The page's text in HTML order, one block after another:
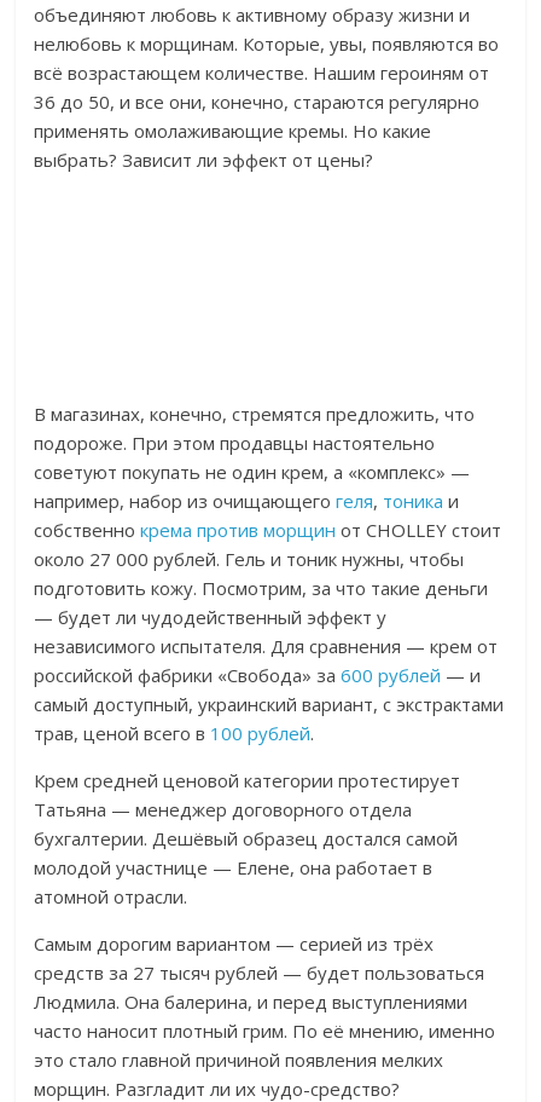
объединяют любовь к активному образу жизни и
нелюбовь к морщинам. Которые, увы, появляются во
всё возрастающем количестве. Нашим героиням от
36 до 50, и все они, конечно, стараются регулярно
применять омолаживающие кремы. Но какие
выбрать? Зависит ли эффект от цены?
В магазинах, конечно, стремятся предложить, что
подороже. При этом продавцы настоятельно
советуют покупать не один крем, а «комплекс» —
например, набор из очищающегогеля, тоника и
собственнокрема против морщин от CHOLLEY стоит
около 27 000 рублей. Гель и тоник нужны, чтобы
подготовить кожу. Посмотрим, за что такие деньги
— будет ли чудодейственный эффект у
независимого испытателя. Для сравнения — крем от
российской фабрики «Свобода» за600 рублей — и
самый доступный, украинский вариант, с экстрактами
трав, ценой всего в 100 рублей.
Крем средней ценовой категории протестирует
Татьяна — менеджер договорного отдела
бухгалтерии. Дешёвый образец достался самой
молодой участнице — Елене, она работает в
атомной отрасли.
Самым дорогим вариантом — серией из трёх
средств за 27 тысяч рублей — будет пользоваться
Людмила. Она балерина, и перед выступлениями
часто наносит плотный грим. По её мнению, именно
это стало главной причиной появления мелких
морщин. Разгладит ли их чудо-средство?